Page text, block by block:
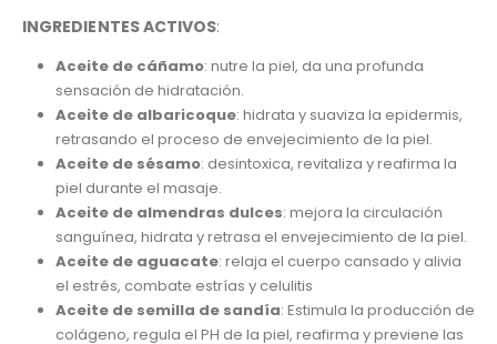
INGREDIENTES ACTIVOS:
Aceite de cáñamo: nutre la piel, da una profunda
sensación de hidratación.
Aceite de albaricoque: hidrata y suaviza la epidermis,
retrasando el proceso de envejecimiento de la piel.
Aceite de sésamo: desintoxica, revitaliza y reafirma la
piel durante el masaje.
Aceite de almendras dulces: mejora la circulación
sanguínea, hidrata y retrasa el envejecimiento de la piel.
Aceite de aguacate: relaja el cuerpo cansado y alivia
el estrés, combate estrías y celulitis
Aceite de semilla de sandía: Estimula la producción de
colágeno, regula el PH de la piel, reafirma y previene las